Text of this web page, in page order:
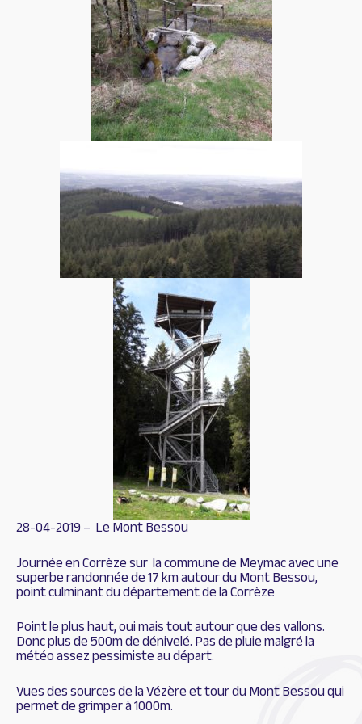
28-04-2019 – Le Mont Bessou
Journée en Corrèze sur la commune de Meymac avec une
superbe randonnée de 17 km autour du Mont Bessou,
point culminant du département de la Corrèze
Point le plus haut, oui mais tout autour que des vallons.
Donc plus de 500m de dénivelé. Pas de pluie malgré la
météo assez pessimiste au départ.
Vues des sources de la Vézère et tour du Mont Bessou qui
permet de grimper à 1000m.